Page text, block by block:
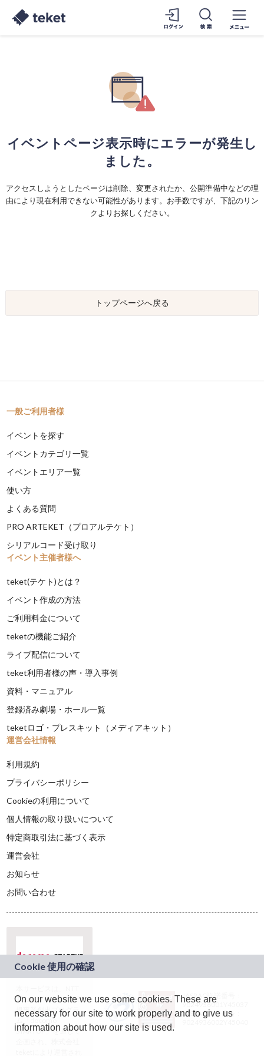
イベントページ表示時にエラーが発生し
ました。
アクセスしようとしたページは削除、変更されたか、公開準備中などの理
由により現在利用できない可能性があります。お手数ですが、下記のリン
クよりお探しください。
トップページへ戻る
一般ご利用者様
イベントを探す
イベントカテゴリ一覧
イベントエリア一覧
使い方
よくある質問
PRO ARTEKET（プロアルテケト）
シリアルコード受け取り
イベント主催者様へ
teket(テケト)とは？
イベント作成の方法
ご利用料金について
teketの機能ご紹介
ライブ配信について
teket利用者様の声・導入事例
資料・マニュアル
登録済み劇場・ホール一覧
teketロゴ・プレスキット（メディアキット）
運営会社情報
利用規約
プライバシーポリシー
Cookieの利用について
個人情報の取り扱いについて
特定商取引法に基づく表示
運営会社
お知らせ
お問い合わせ
ドコモグループの新
規事業創出プログラ
ム「docomo
STARTUP」を通じて
JASRAC許諾番号：
9024936001Y45037
JASRAC許諾番号：
On our website we use some cookies. These are
necessary for our site to work properly and to give us
information about how our site is used.